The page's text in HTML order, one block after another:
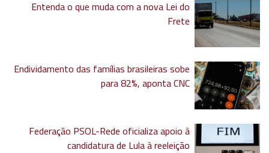
Entenda o que muda com a nova Lei do
Frete
Endividamento das famílias brasileiras sobe
para 82%, aponta CNC
Federação PSOL-Rede oficializa apoio à
candidatura de Lula à reeleição